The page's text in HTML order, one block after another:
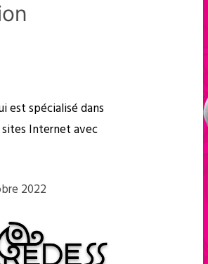
est spécialisé dans
Internet avec
2022